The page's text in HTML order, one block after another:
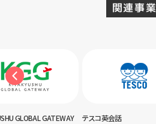
関連事業
GLOBAL GATEWAY テスコ英会話